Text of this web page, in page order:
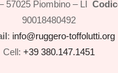
57025 Piombino – LI
90018480492
: info@ruggero-toffolutti.org
Cell: +39 380.147.1451